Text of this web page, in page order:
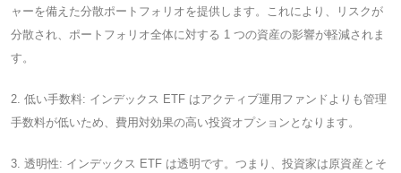
ャーを備えた分散ポートフォリオを提供します。これにより、リスクが
分散され、ポートフォリオ全体に対する 1 つの資産の影響が軽減されま
す。
2. 低い手数料: インデックス ETF はアクティブ運用ファンドよりも管理
手数料が低いため、費用対効果の高い投資オプションとなります。
3. 透明性: インデックス ETF は透明です。つまり、投資家は原資産とそ